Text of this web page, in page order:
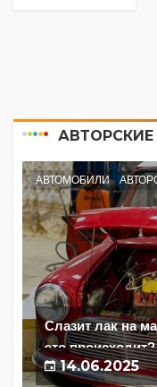
АВТОМОБИЛИ
Слазит лак на
это происходит?
14.06.2025